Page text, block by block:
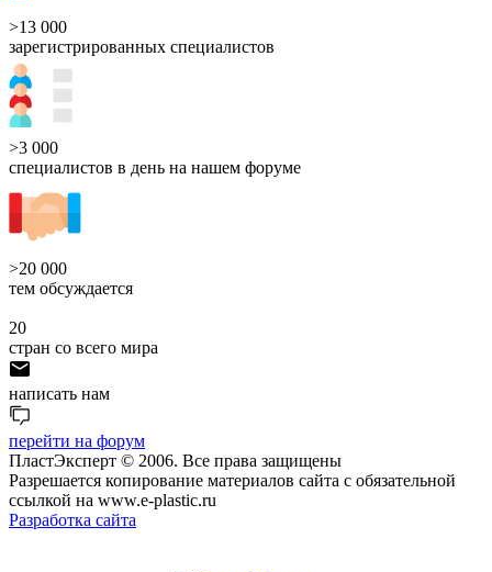
>13 000
зарегистрированных специалистов
>3 000
специалистов в день на нашем форуме
>20 000
тем обсуждается
20
стран со всего мира
написать нам
перейти на форум
ПластЭксперт © 2006. Все права защищены
Разрешается копирование материалов сайта с обязательной
ссылкой на www.e-plastic.ru
Разработка сайта